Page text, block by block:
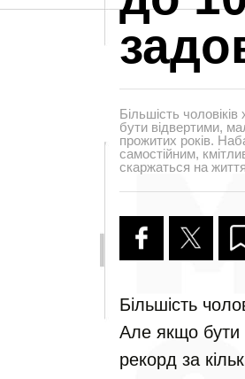
Більшість
бути відвертими,
прожитих років.
самостійним,
скаржаться на
Більшість
Але якщо бути
рекорд за